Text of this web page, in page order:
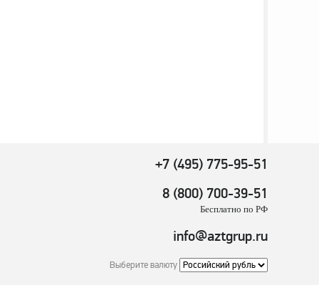
+7 (495) 775-95-51
8 (800) 700-39-51
Бесплатно по РФ
info@aztgrup.ru
Выберите валюту